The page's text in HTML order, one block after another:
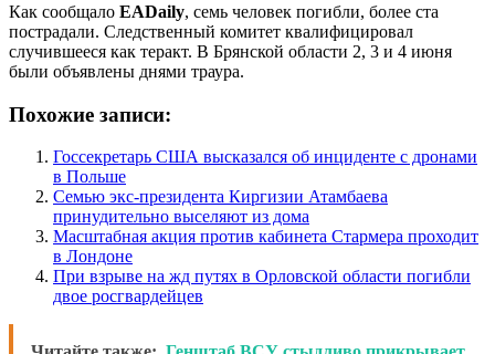
Как сообщало EADaily, семь человек погибли, более ста
пострадали. Следственный комитет квалифицировал
случившееся как теракт. В Брянской области 2, 3 и 4 июня
были объявлены днями траура.
Похожие записи:
Госсекретарь США высказался об инциденте с дронами
в Польше
Семью экс-президента Киргизии Атамбаева
принудительно выселяют из дома
Масштабная акция против кабинета Стармера проходит
в Лондоне
При взрыве на жд путях в Орловской области погибли
двое росгвардейцев